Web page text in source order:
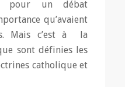
pour un débat
qu’avaient
Mais c’est à la
sont définies les
catholique et